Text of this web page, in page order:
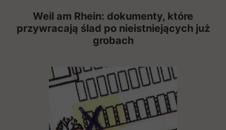
Weil am Rhein: dokumenty, które
przywracają ślad po nieistniejących już
grobach